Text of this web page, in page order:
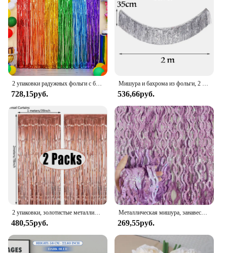
2 упаковки радужных фольги с бахромой, шторы с мишурой, металлические растяжки для дня рождения, свадьбы, вечеринки, единорога, украшения для вечеринки
728,15руб.
Мишура и бахрома из фольги, 2 м, 4 слоя
536,66руб.
2 упаковки, золотистые металлические шторы с бахромой, 1 х2 м
480,55руб.
Металлическая мишура, занавески с бахромой из фольги со звездами, ленты для вечеринки на день рождения, новый год, украшение для свадьбы
269,55руб.